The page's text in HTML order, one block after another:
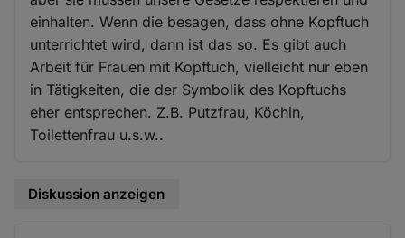
einhalten. Wenn die besagen, dass ohne Kopftuch
unterrichtet wird, dann ist das so. Es gibt auch
Arbeit für Frauen mit Kopftuch, vielleicht nur eben
in Tätigkeiten, die der Symbolik des Kopftuchs
eher entsprechen. Z.B. Putzfrau, Köchin,
Toilettenfrau u.s.w..
Diskussion anzeigen